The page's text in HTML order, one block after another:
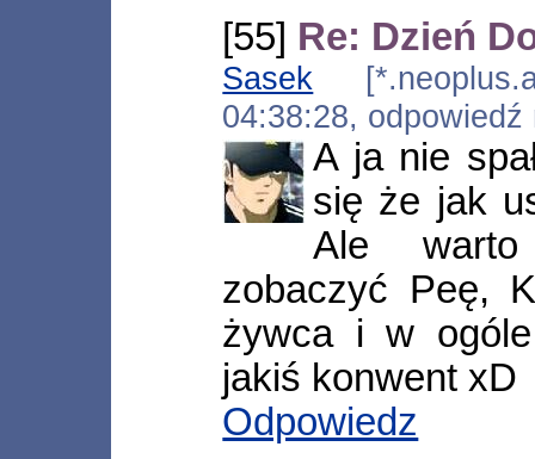
[55] Re: Dzień
Sasek
04:38:28,
A ja nie
się że jak
Ale
zobaczyć Peę,
żywca i w
jakiś konwent xD
Odpowiedz